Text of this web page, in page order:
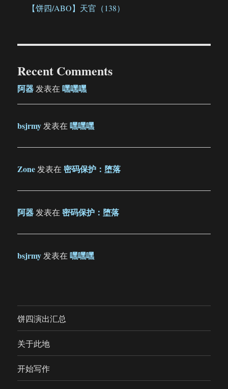
【饼四/ABO】天官（138）
Recent Comments
阿器发表在嘿嘿嘿
bsjrmy发表在嘿嘿嘿
Zone发表在密码保护：堕落
阿器发表在密码保护：堕落
bsjrmy发表在嘿嘿嘿
饼四演出汇总
关于此地
开始写作